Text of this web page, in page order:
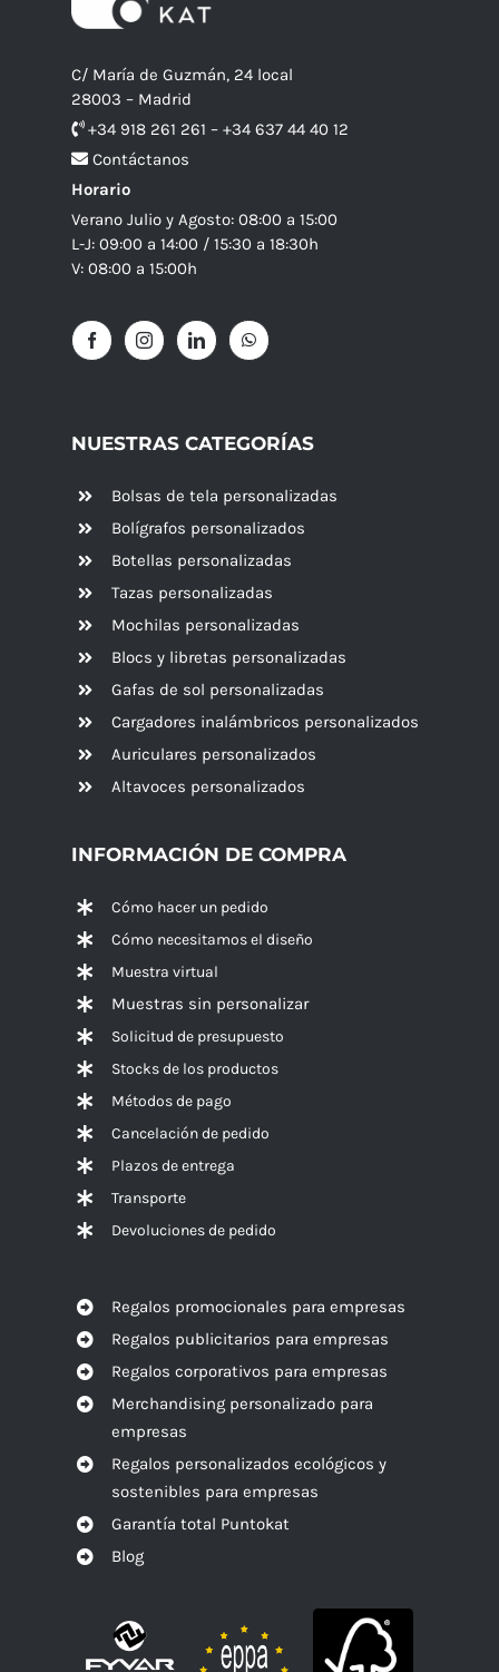
C/ María de Guzmán, 24 local
28003 – Madrid
+34 918 261 261 – +34 637 44 40 12
Contáctanos
Horario
Verano Julio y Agosto: 08:00 a 15:00
L-J: 09:00 a 14:00 / 15:30 a 18:30h
V: 08:00 a 15:00h
NUESTRAS CATEGORÍAS
Bolsas de tela personalizadas
Bolígrafos personalizados
Botellas personalizadas
Tazas personalizadas
Mochilas personalizadas
Blocs y libretas personalizadas
Gafas de sol personalizadas
Cargadores inalámbricos personalizados
Auriculares personalizados
Altavoces personalizados
INFORMACIÓN DE COMPRA
Cómo hacer un pedido
Cómo necesitamos el diseño
Muestra virtual
Muestras sin personalizar
Solicitud de presupuesto
Stocks de los productos
Métodos de pago
Cancelación de pedido
Plazos de entrega
Transporte
Devoluciones de pedido
Regalos promocionales para empresas
Regalos publicitarios para empresas
Regalos corporativos para empresas
Merchandising personalizado para
empresas
Regalos personalizados ecológicos y
sostenibles para empresas
Garantía total Puntokat
Blog